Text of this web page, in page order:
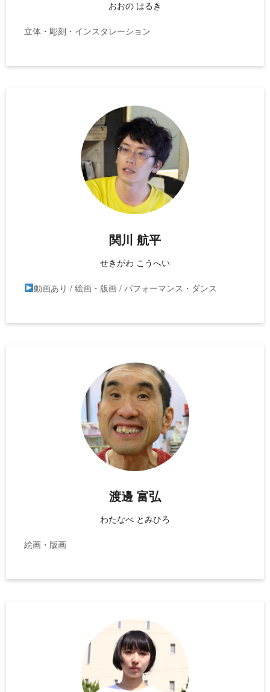
おおの はるき
立体・彫刻・インスタレーション
関川 航平
せきがわ こうへい
動画あり / 絵画・版画 / パフォーマンス・ダンス
渡邊 富弘
わたなべ とみひろ
絵画・版画